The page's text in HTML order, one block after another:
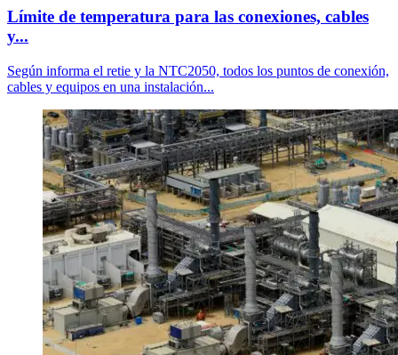
Límite de temperatura para las conexiones, cables
y...
Según informa el retie y la NTC2050, todos los puntos de conexión,
cables y equipos en una instalación...